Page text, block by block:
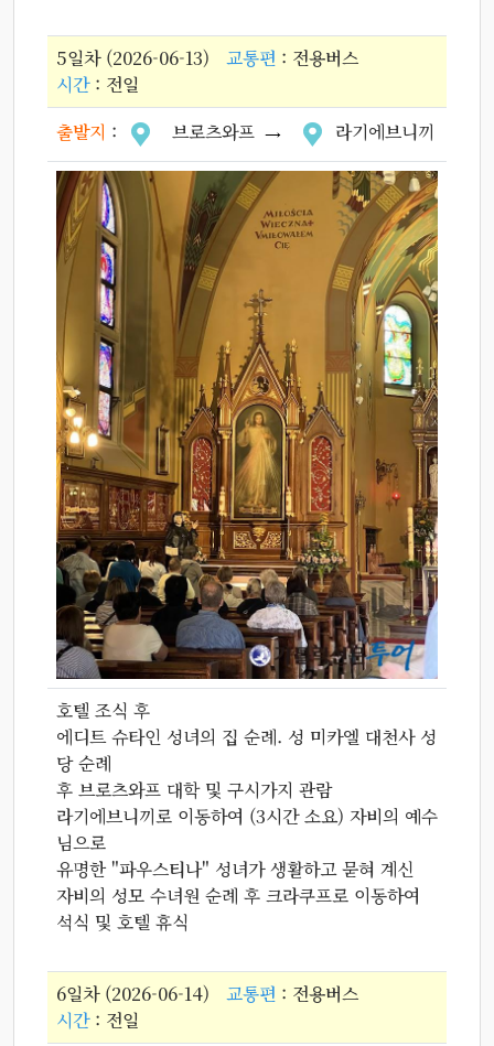
5일차 (2026-06-13) 교통편 : 전용버스
시간: 전일
출발지 : 브로츠와프 라기에브니끼
호텔 조식 후
에디트 슈타인 성녀의 집 순례. 성 미카엘 대천사 성
당 순례
후 브로츠와프 대학 및 구시가지 관람
라기에브니끼로 이동하여 (3시간 소요) 자비의 예수
님으로
유명한 "파우스티나" 성녀가 생활하고 묻혀 계신
자비의 성모 수녀원 순례 후 크라쿠프로 이동하여
석식 및 호텔 휴식
6일차 (2026-06-14) 교통편 : 전용버스
시간: 전일